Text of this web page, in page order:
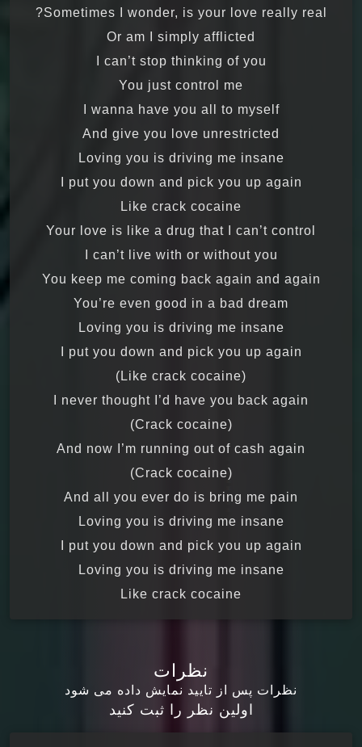
Sometimes I wonder, is your love really real?
Or am I simply afflicted
I can’t stop thinking of you
You just control me
I wanna have you all to myself
And give you love unrestricted
Loving you is driving me insane
I put you down and pick you up again
Like crack cocaine
Your love is like a drug that I can’t control
I can’t live with or without you
You keep me coming back again and again
You’re even good in a bad dream
Loving you is driving me insane
I put you down and pick you up again
(Like crack cocaine)
I never thought I’d have you back again
(Crack cocaine)
And now I’m running out of cash again
(Crack cocaine)
And all you ever do is bring me pain
Loving you is driving me insane
I put you down and pick you up again
Loving you is driving me insane
Like crack cocaine
نظرات
نظرات پس از تایید نمایش داده می شود
اولین نظر را ثبت کنید